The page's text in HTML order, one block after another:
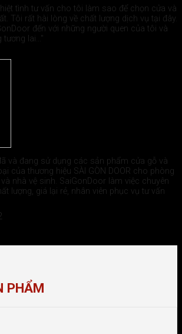
tình tư vấn cho tôi làm sao để chọn cửa và
Tôi rất hài lòng về chất lượng dịch vụ tại đây.
đến với những người quen của tôi và
lai..."
và đang sử dụng các sản phẩm cửa gỗ và
của thương hiệu SÀI GÒN DOOR cho phòng
nhà vệ sinh. SaiGonDoor làm việc chuyên
lượng, giá lại rẻ, nhân viên phục vụ tư vấn
PHẨM